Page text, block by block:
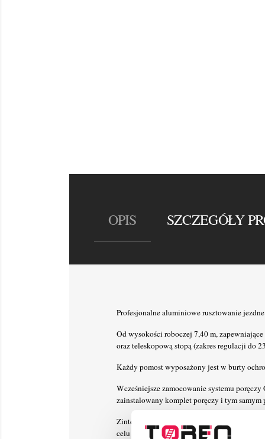
OPIS SZCZEGÓŁY
Profesjonalne aluminiowe rusztowanie
Od wysokości roboczej 7,40 m,
oraz teleskopową stopą (zakres regulacji do
Każdy pomost wyposażony jest w burty
Wcześniejsze zamocowanie systemu
zainstalowany komplet poręczy i tym samym
Zintegrowanie stężeń ukośnych z systemem
celu zaoszczędzenia miejsca.